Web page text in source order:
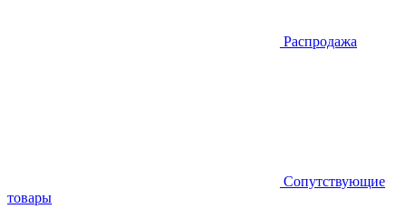
Распродажа
Сопутствующие
товары